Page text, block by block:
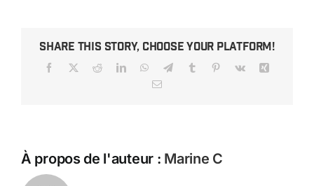
Share This Story, Choose Your Platform!
Facebook
X RedditLinkedInWhatsApp
TelegramTumblr Pinterest
Vk
Xing
Email
À propos de l'auteur : Marine C